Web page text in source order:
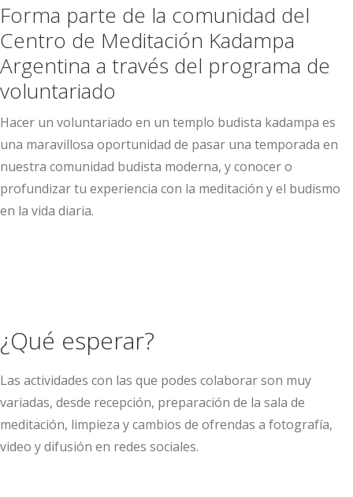
Forma parte de la comunidad del
Centro de Meditación Kadampa
Argentina a través del programa de
voluntariado
Hacer un voluntariado en un templo budista kadampa es
una maravillosa oportunidad de pasar una temporada en
nuestra comunidad budista moderna, y conocer o
profundizar tu experiencia con la meditación y el budismo
en la vida diaria.
¿Qué esperar?
Las actividades con las que podes colaborar son muy
variadas, desde recepción, preparación de la sala de
meditación, limpieza y cambios de ofrendas a fotografía,
video y difusión en redes sociales.